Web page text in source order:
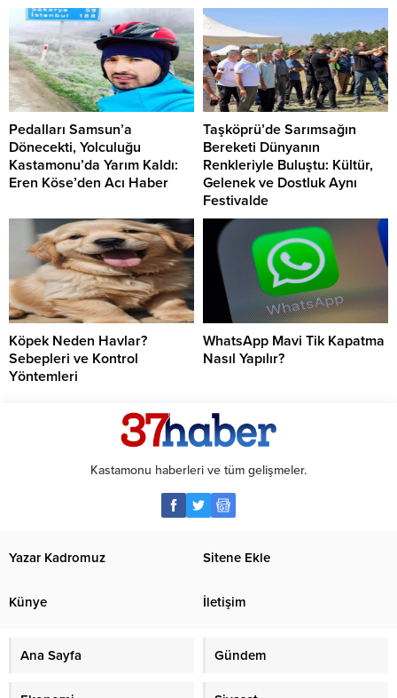
Pedalları Samsun’a
Dönecekti, Yolculuğu
Kastamonu’da Yarım Kaldı:
Eren Köse’den Acı Haber
Taşköprü’de Sarımsağın
Bereketi Dünyanın
Renkleriyle Buluştu: Kültür,
Gelenek ve Dostluk Aynı
Festivalde
Köpek Neden Havlar?
Sebepleri ve Kontrol
Yöntemleri
WhatsApp Mavi Tik Kapatma
Nasıl Yapılır?
Kastamonu haberleri ve tüm gelişmeler.
Yazar Kadromuz Sitene Ekle
Künye İletişim
Ana Sayfa Gündem